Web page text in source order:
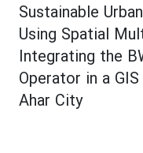
Sustainable
Using Spatial
Integrating the
Operator in a
Ahar City